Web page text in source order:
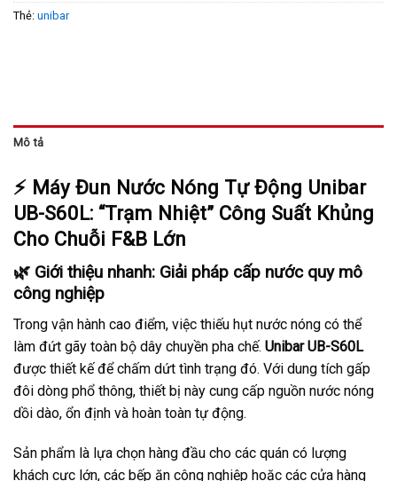
Thẻ: unibar
Mô tả
⚡ Máy Đun Nước Nóng Tự Động Unibar
UB-S60L: “Trạm Nhiệt” Công Suất Khủng
Cho Chuỗi F&B Lớn
🌿 Giới thiệu nhanh: Giải pháp cấp nước quy mô
công nghiệp
Trong vận hành cao điểm, việc thiếu hụt nước nóng có thể
làm đứt gãy toàn bộ dây chuyền pha chế. Unibar UB-S60L
được thiết kế để chấm dứt tình trạng đó. Với dung tích gấp
đôi dòng phổ thông, thiết bị này cung cấp nguồn nước nóng
dồi dào, ổn định và hoàn toàn tự động.
Sản phẩm là lựa chọn hàng đầu cho các quán có lượng
khách cực lớn, các bếp ăn công nghiệp hoặc các cửa hàng